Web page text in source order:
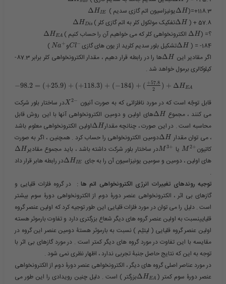
118.3+=(​
ΔH ​یونیزاسیون اتم گازی سدیم ) ​ ΔHIE
57.8 + ( ​
ΔH ​تفکیک مولکول کلر به اتم گازی کلر )​ ΔH Dis
؟= (​ ΔH ​ الکترونخواهی کلر که می خواهیم آن را حساب کنیم )​ ΔH EA
184- = ( ​
ΔH ​تشکیل بلور سدیم کلرید از یون های گازی​ Cl− ​و​ Na+
​ )
اگر مقادیر این ​
ΔH
​ها را در رابطه قرار دهیم ، مقدار الکترونخواهی کلر برابر 87.3-
کیلوکالری برمول خواهد شد .
−98.2 = (+25.9) + (+118.3) + (−184) + ( +57.8
2
) + ΔH EA
قابل توجّه است که در مورد نافلزاتی که به صورت آنیون ​ X 2−
​در ساختار بلور شرکت
می کنند ، مجموع ​
ΔH
​های اولین و دومین الکترونخواهی آنها با این روش قابل
محاسبه است . در این صورت ، چنانچه مقدار​
ΔH
​اولین الکترونخواهی معلوم باشد
، می توان مقدار ​
ΔH
​دومین الکترونخواهی را حساب کرد . همچنین ، اگر به صورت
کاتیون​
M 2+ ​ یا ​ M 3+ ​در ساختار بلور شرکت داشته باشد ، باید مجموع مقادیر​ ΔH
های اولین ، دومین و سومین یونیزاسیون آن را به جای ​
ΔHIE
​در رابطه هابر قرار داد
.
توجیه روندهای تغییرات انرژی الکترونخواهی اتم ها : در گروه فلزات قلیایی و
گازهای بی اثر ، الکترونخواهی عنصر دورۀ دوم از الکترونخواهی دورۀ سوم بیشتر
است . دلیل را می توان در مورد فلزات قلیایی این طور توجیه کرد که اولین عنصر گروه
قلیایینسبت به اولین عنصر گروه های دیگر شعاع بزرگتری دارد و تفاوت بارموثر هسته
اولین عنصر گروه قلیایی ( لیتیُم ) نسبت به بارموثر هستۀ دومین عنصر این گروه در
مقایسه با این تفاوت در مورد گروه های دیگر کمتر است . در مورد گازهای بی اثر با
توجه به این که نتایج حاصل جنبۀ تجربی ندارد ، اظهار نظری نمی شود .
در مورد عناصر اصلی گروه های دیگر ، الکترونخواهی عنصر دورۀ دوم از الکترونخواهی
عنصر دورۀ سوم کمتر (​
ΔH EA
​بزرگتر ) است . دلیل چنین رویدادی را این طور می